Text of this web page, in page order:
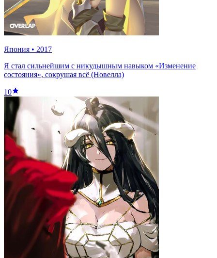
Япония • 2017
Я стал сильнейшим с никудышным навыком «Изменение
состояния», сокрушая всё (Новелла)
10